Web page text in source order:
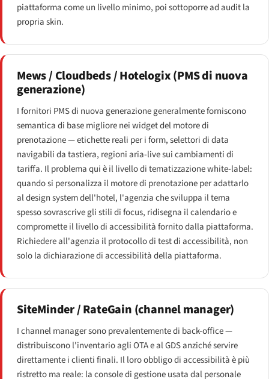
piattaforma come un livello minimo, poi sottoporre ad audit la
propria skin.
Mews / Cloudbeds / Hotelogix (PMS di nuova
generazione)
I fornitori PMS di nuova generazione generalmente forniscono
semantica di base migliore nei widget del motore di
prenotazione — etichette reali per i form, selettori di data
navigabili da tastiera, regioni aria-live sui cambiamenti di
tariffa. Il problema qui è il livello di tematizzazione white-label:
quando si personalizza il motore di prenotazione per adattarlo
al design system dell'hotel, l'agenzia che sviluppa il tema
spesso sovrascrive gli stili di focus, ridisegna il calendario e
compromette il livello di accessibilità fornito dalla piattaforma.
Richiedere all'agenzia il protocollo di test di accessibilità, non
solo la dichiarazione di accessibilità della piattaforma.
SiteMinder / RateGain (channel manager)
I channel manager sono prevalentemente di back-office —
distribuiscono l'inventario agli OTA e al GDS anziché servire
direttamente i clienti finali. Il loro obbligo di accessibilità è più
ristretto ma reale: la console di gestione usata dal personale